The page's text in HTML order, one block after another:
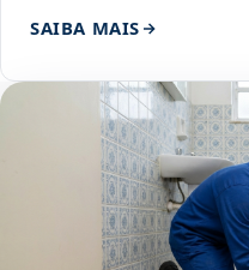
SAIBA MAIS